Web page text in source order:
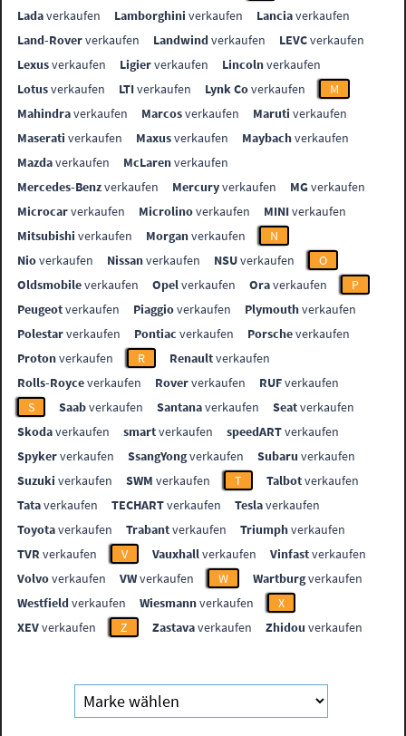
Ladaverkaufen Lamborghini verkaufen Lanciaverkaufen
Land-Roververkaufen Landwindverkaufen LEVCverkaufen
Lexusverkaufen Ligierverkaufen Lincolnverkaufen
Lotusverkaufen LTIverkaufen Lynk Coverkaufen
M
Mahindraverkaufen Marcosverkaufen Maruti verkaufen
Maserati verkaufen Maxusverkaufen Maybachverkaufen
Mazdaverkaufen McLarenverkaufen
Mercedes-Benzverkaufen Mercuryverkaufen MGverkaufen
Microcarverkaufen Microlinoverkaufen MINIverkaufen
Mitsubishi verkaufen Morganverkaufen
N
Nioverkaufen Nissanverkaufen NSUverkaufen
O
Oldsmobileverkaufen Opelverkaufen Oraverkaufen
P
Peugeotverkaufen Piaggioverkaufen Plymouthverkaufen
Polestarverkaufen Pontiac verkaufen Porscheverkaufen
Protonverkaufen R Renaultverkaufen
Rolls-Royceverkaufen Roververkaufen RUFverkaufen
S
Saabverkaufen Santanaverkaufen Seatverkaufen
Skodaverkaufen smartverkaufen speedARTverkaufen
Spykerverkaufen SsangYongverkaufen Subaru verkaufen
Suzuki verkaufen SWM verkaufen T Talbotverkaufen
Tataverkaufen TECHARTverkaufen Teslaverkaufen
Toyotaverkaufen Trabantverkaufen Triumphverkaufen
TVR verkaufen V Vauxhallverkaufen Vinfastverkaufen
Volvoverkaufen VWverkaufen W Wartburgverkaufen
Westfieldverkaufen Wiesmannverkaufen
X
XEVverkaufen Z Zastavaverkaufen Zhidou verkaufen